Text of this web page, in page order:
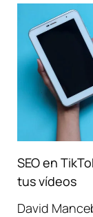
SEO en
tus vídeos
David